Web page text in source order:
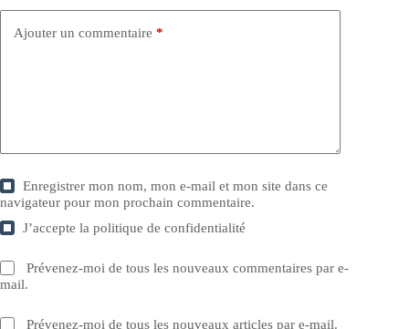
Ajouter un commentaire *
Enregistrer mon nom, mon e-mail et mon site dans ce
navigateur pour mon prochain commentaire.
J’accepte lapolitique de confidentialité
Prévenez-moi de tous les nouveaux commentaires par e-
mail.
Prévenez-moi de tous les nouveaux articles par e-mail.